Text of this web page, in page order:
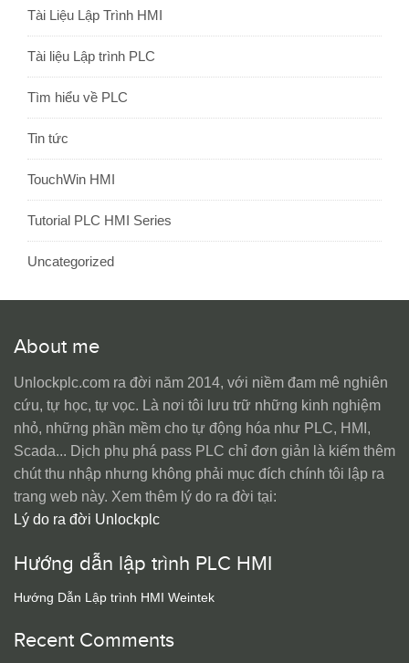
Tài Liệu Lập Trình HMI
Tài liệu Lập trình PLC
Tìm hiểu về PLC
Tin tức
TouchWin HMI
Tutorial PLC HMI Series
Uncategorized
About me
Unlockplc.com ra đời năm 2014, với niềm đam mê nghiên
cứu, tự học, tự vọc. Là nơi tôi lưu trữ những kinh nghiệm
nhỏ, những phần mềm cho tự động hóa như PLC, HMI,
Scada... Dịch phụ phá pass PLC chỉ đơn giản là kiếm thêm
chút thu nhập nhưng không phải mục đích chính tôi lập ra
trang web này. Xem thêm lý do ra đời tại:
Lý do ra đời Unlockplc
Hướng dẫn lập trình PLC HMI
Hướng Dẫn Lập trình HMI Weintek
Recent Comments